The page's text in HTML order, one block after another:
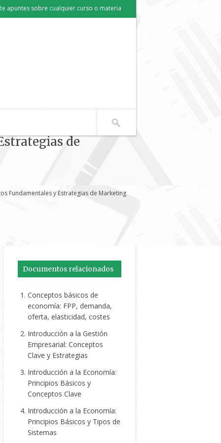
apuntes sobre cualquier curso o materia
de
Fundamentales y Estrategias de Marketing
Documentos relacionados
Conceptos básicos de
economía: FPP, demanda,
oferta, elasticidad, costes
Introducción a la Gestión
Empresarial: Conceptos
Clave y Estrategias
Introducción a la Economía:
Principios Básicos y
Conceptos Clave
Introducción a la Economía:
Principios Básicos y Tipos de
Sistemas